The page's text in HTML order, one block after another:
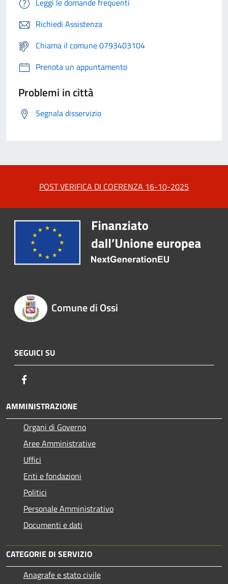
Leggi le domande frequenti
Richiedi Assistenza
Chiama il comune 0793403104
Prenota un appuntamento
Problemi in città
Segnala disservizio
POST VERIFICA DI COERENZA 16-10-2025
Comune di Ossi
SEGUICI SU
AMMINISTRAZIONE
Organi di Governo
Aree Amministrative
Uffici
Enti e fondazioni
Politici
Personale Amministrativo
Documenti e dati
CATEGORIE DI SERVIZIO
Anagrafe e stato civile